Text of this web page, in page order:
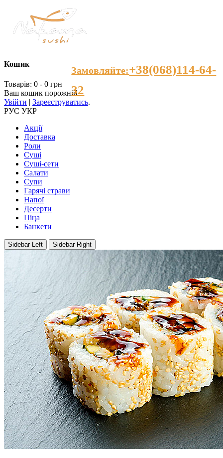
Замовляйте:+38(068)114-64-
32
Кошик
Товарів: 0 - 0 грн
Ваш кошик порожній
Увійти | Зареєструватись.
РУС УКР
Акції
Доставка
Роли
Суші
Суші-сети
Салати
Супи
Гарячі страви
Напої
Десерти
Пiца
Банкети
Sidebar Left Sidebar Right